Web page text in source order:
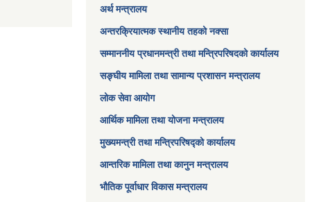
अर्थ मन्त्रालय
अन्तरक्रियात्मक स्थानीय तहको नक्सा
सम्माननीय प्रधानमन्त्री तथा मन्त्रिपरिषद‌को कार्यालय
सङ्‍घीय मामिला तथा सामान्य प्रशासन मन्त्रालय
लोक सेवा आयोग
आर्थिक मामिला तथा योजना मन्त्रालय​
मुख्यमन्त्री तथा मन्त्रिपरिषद्को कार्यालय
आन्तरिक मामिला तथा कानुन मन्त्रालय
भौतिक पूर्वाधार विकास मन्त्रालय